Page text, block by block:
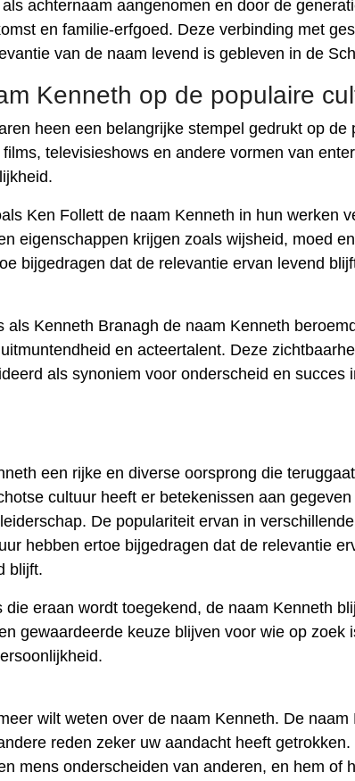
achternaam aangenomen en door de
en familie-erfgoed. Deze verbinding met
van de naam levend is gebleven in de
Kenneth op de populaire
heen een belangrijke stempel gedrukt op de
televisieshows en andere vormen van
Ken Follett de naam Kenneth in hun werken
eigenschappen krijgen zoals wijsheid, moed
bijgedragen dat de relevantie ervan levend
als Kenneth Branagh de naam Kenneth
en acteertalent. Deze
als synoniem voor onderscheid en succes
een rijke en diverse oorsprong die
cultuur heeft er betekenissen aan
De populariteit ervan in
hebben ertoe bijgedragen dat de relevantie
blijft.
eraan wordt toegekend, de naam Kenneth
gewaardeerde keuze blijven voor wie op zoek
wilt weten over de naam Kenneth. De naam
reden zeker uw aandacht heeft
mens onderscheiden van anderen, en hem of